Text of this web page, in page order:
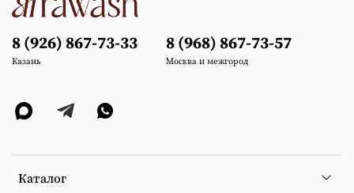
Каталог
8 (926) 867-73-33
Казань
8 (968) 867-73-57
Москва и межгород